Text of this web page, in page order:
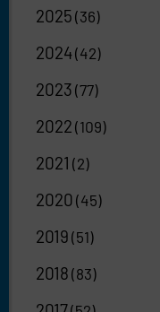
2025 (36)
2024 (42)
2023 (77)
2022 (109)
2021 (2)
2020 (45)
2019 (51)
2018 (83)